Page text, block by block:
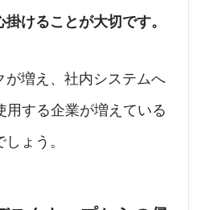
けることが大切です。
が増え、社内システムへ
用する企業が増えている
ょう。